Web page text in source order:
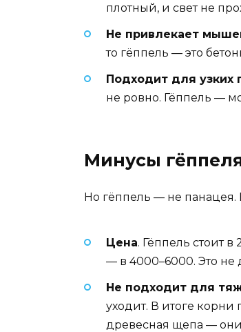
плотный, и свет не
Не привлекает
то гёппель — это
Подходит для узких
не ровно. Гёппель —
Минусы
Но гёппель — не панацея.
Цена. Гёппель стоит
— в 4000–6000. Это не
Не подходит для
уходит. В итоге
древесная щепа —